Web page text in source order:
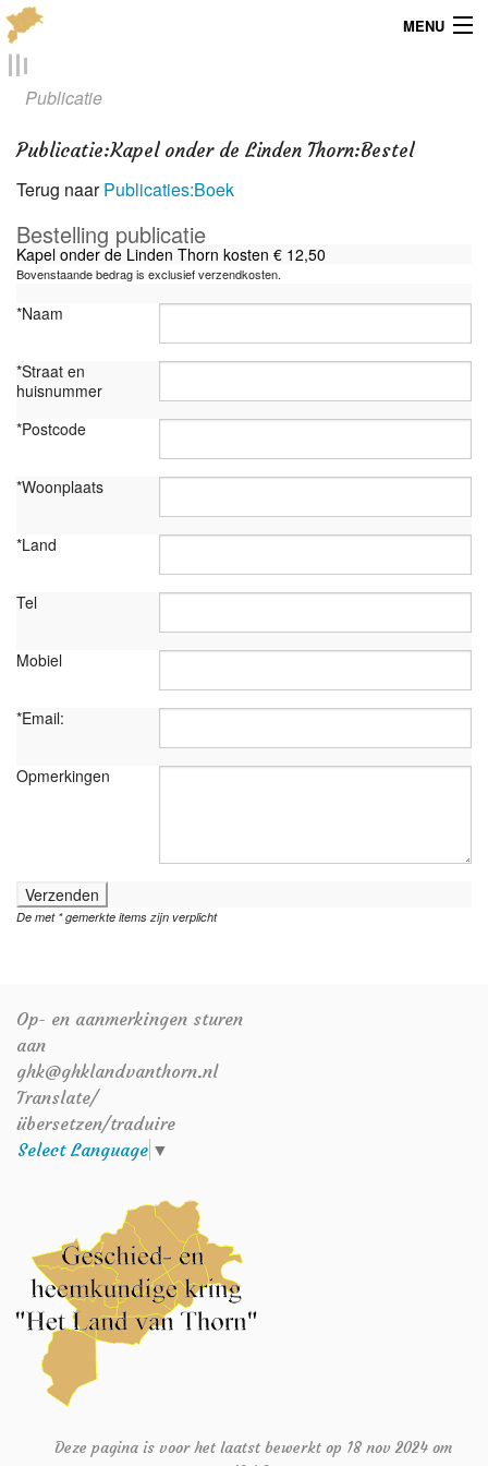
MENU
Menu
Locaties
Kaarten
Overig
Verenigingsinfo
Publicatie
Publicatie:Kapel onder de Linden Thorn:Bestel
Terug naarPublicaties:Boek
Bestelling publicatie
Kapel onder de Linden Thorn kosten € 12,50
Bovenstaande bedrag is exclusief verzendkosten.
*Naam
*Straat en
huisnummer
*Postcode
*Woonplaats
*Land
Tel
Mobiel
*Email:
Opmerkingen
Verzenden
De met * gemerkte items zijn verplicht
Op- en aanmerkingen sturen
aan
ghk@ghklandvanthorn.nl
Translate/
übersetzen/traduire
Select Language ▼
Deze pagina is voor het laatst bewerkt op 18 nov 2024 om